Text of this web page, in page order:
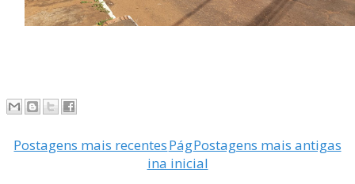
Postagens mais recentes Postagens mais antigas
Pág
ina inicial